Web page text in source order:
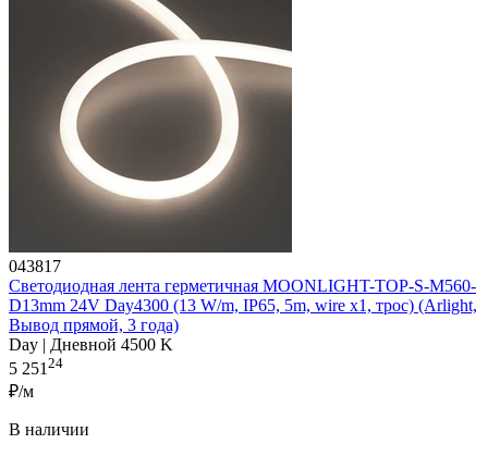
043817
Светодиодная лента герметичная MOONLIGHT-TOP-S-M560-
D13mm 24V Day4300 (13 W/m, IP65, 5m, wire x1, трос) (Arlight,
Вывод прямой, 3 года)
Day | Дневной 4500 K
5 25124
₽/м
В наличии